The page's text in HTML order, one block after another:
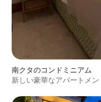
南クタのコンドミニアム
新しい豪華なアパートメ